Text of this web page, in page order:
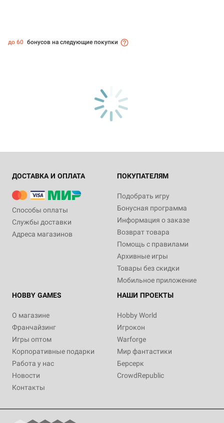
до 60 бонусов на следующие покупки
ДОСТАВКА И ОПЛАТА
Способы оплаты
Службы доставки
Адреса магазинов
ПОКУПАТЕЛЯМ
Подобрать игру
Бонусная программа
Информация о заказе
Возврат товара
Помощь с правилами
Архивные игры
Товары без скидки
Мобильное приложение
HOBBY GAMES
О магазине
Франчайзинг
Игры оптом
Корпоративные подарки
Работа у нас
Новости
Контакты
НАШИ ПРОЕКТЫ
Hobby World
Игрокон
Warforge
Мир фантастики
Берсерк
CrowdRepublic